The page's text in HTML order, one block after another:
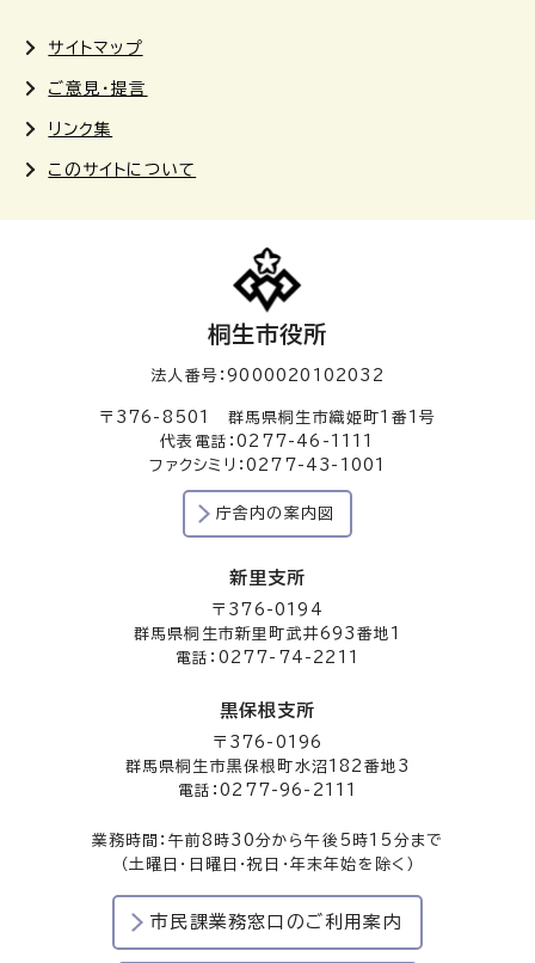
サイトマップ
ご意見・提言
リンク集
このサイトについて
桐生市役所
法人番号：9000020102032
〒376-8501 群馬県桐生市織姫町1番1号
代表電話：0277-46-1111
ファクシミリ：0277-43-1001
庁舎内の案内図
新里支所
〒376-0194
群馬県桐生市新里町武井693番地1
電話：0277-74-2211
黒保根支所
〒376-0196
群馬県桐生市黒保根町水沼182番地3
電話：0277-96-2111
業務時間：午前8時30分から午後5時15分まで
（土曜日・日曜日・祝日・年末年始を除く）
市民課業務窓口のご利用案内